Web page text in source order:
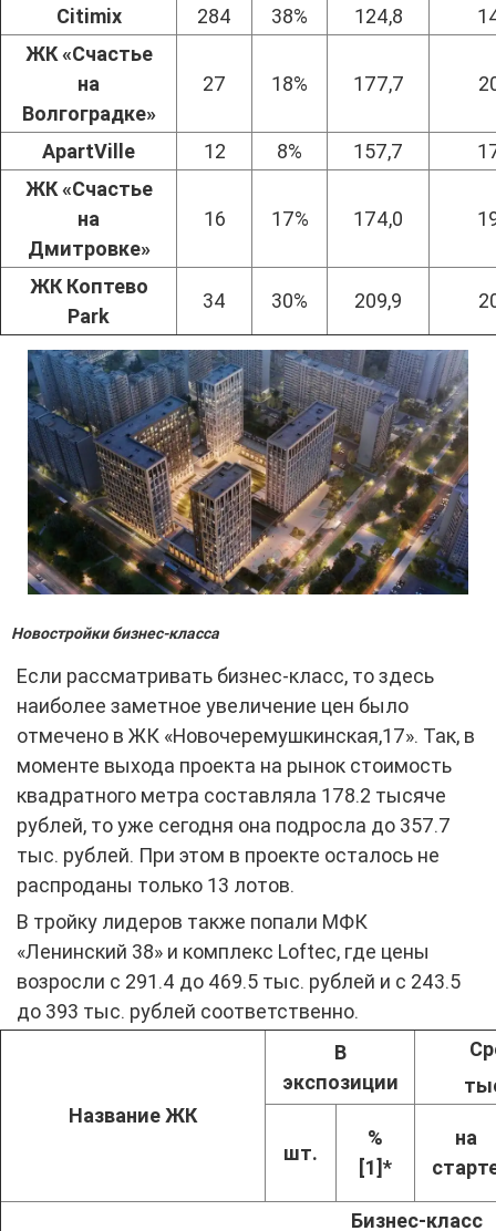
Citimix 284 38% 124,8
ЖК «Счастье
на
Волгоградке»
27 18% 177,7
ApartVille 12 8% 157,7
ЖК «Счастье
на
Дмитровке»
16 17% 174,0
ЖК Коптево
Park
34 30% 209,9
Новостройки бизнес-класса
Если рассматривать бизнес-класс, то здесь
наиболее заметное увеличение цен было
отмечено в ЖК «Новочеремушкинская,17». Так, в
моменте выхода проекта на рынок стоимость
квадратного метра составляла 178.2 тысяче
рублей, то уже сегодня она подросла до 357.7
тыс. рублей. При этом в проекте осталось не
распроданы только 13 лотов.
В тройку лидеров также попали МФК
«Ленинский 38» и комплекс Loftec, где цены
возросли с 291.4 до 469.5 тыс. рублей и с 243.5
до 393 тыс. рублей соответственно.
Название ЖК
В
экспозиции
шт.
%
[1]*
на
Бизнес-класс